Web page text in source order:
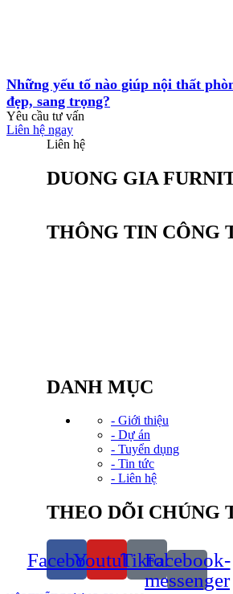
Những yếu tố nào giúp nội thất
đẹp, sang trọng?
Yêu cầu tư vấn
Liên hệ ngay
Liên hệ
DUONG GIA
THÔNG TIN CÔNG
DANH MỤC
- Giới thiệu
- Dự án
- Tuyển dụng
- Tin tức
- Liên hệ
THEO DÕI CHÚNG
FacebookYoutubeTiktok
Facebook-
messenger